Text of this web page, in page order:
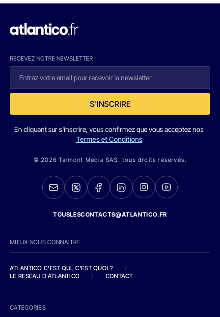
RECEVEZ NOTRE NEWSLETTER
S'INSCRIRE
En cliquant sur s'inscrire, vous confirmez que vous acceptez nos
Termes et Conditions
© 2026 Talmont Media SAS. tous droits réservés.
TOUSLESCONTACTS@ATLANTICO.FR
MIEUX NOUS CONNAITRE
ATLANTICO C'EST QUI, C'EST QUOI ?
/
LE RESEAU D'ATLANTICO
/ CONTACT
CATEGORIES